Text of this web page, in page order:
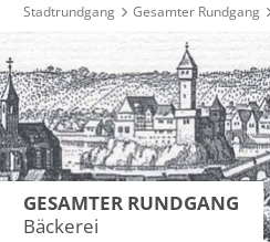
Stadtrundgang
Gesamter Rundgang
GESAMTER RUNDGANG
Bäckerei